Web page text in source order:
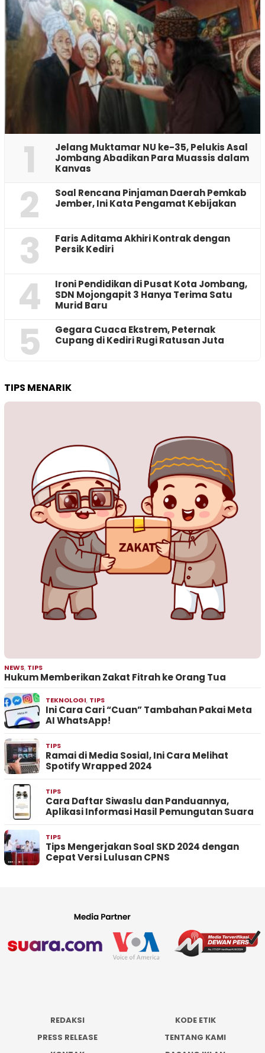
1
Jelang Muktamar NU ke-35, Pelukis Asal
Jombang Abadikan Para Muassis dalam
Kanvas
2
‎Soal Rencana Pinjaman Daerah Pemkab
Jember, Ini Kata Pengamat Kebijakan ‎
3
Faris Aditama Akhiri Kontrak dengan
Persik Kediri
4
Ironi Pendidikan di Pusat Kota Jombang,
SDN Mojongapit 3 Hanya Terima Satu
Murid Baru
5
‎Gegara Cuaca Ekstrem, Peternak
Cupang di Kediri Rugi Ratusan Juta
TIPS MENARIK
NEWS, TIPS
Hukum Memberikan Zakat Fitrah ke Orang Tua
TEKNOLOGI, TIPS
Ini Cara Cari “Cuan” Tambahan Pakai Meta
AI WhatsApp!
TIPS
Ramai di Media Sosial, Ini Cara Melihat
Spotify Wrapped 2024
TIPS
Cara Daftar Siwaslu dan Panduannya,
Aplikasi Informasi Hasil Pemungutan Suara
TIPS
Tips Mengerjakan Soal SKD 2024 dengan
Cepat Versi Lulusan CPNS
REDAKSI
KODE ETIK
PRESS RELEASE
TENTANG KAMI